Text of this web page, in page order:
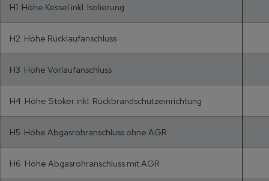
H1 Höhe Kessel inkl. Isolierung
H2 Höhe Rücklaufanschluss
H3 Höhe Vorlaufanschluss
H4 Höhe Stoker inkl. Rückbrandschutzeinrichtung
H5 Höhe Abgasrohranschluss ohne AGR
H6 Höhe Abgasrohranschluss mit AGR